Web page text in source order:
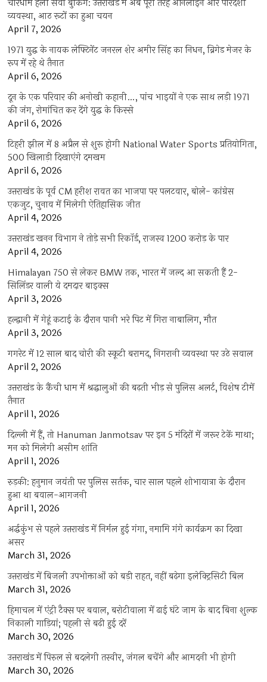
चारधाम हेली सेवा बुकिंग: उत्तराखंड में अब पूरी तरह ऑनलाइन और पारदर्शी
व्यवस्था, आठ रूटों का हुआ चयन
April 7, 2026
1971 युद्ध के नायक लेफ्टिनेंट जनरल शेर अमीर सिंह का निधन, ब्रिगेड मेजर के
रूप में रहे थे तैनात
April 6, 2026
दून के एक परिवार की अनोखी कहानी…, पांच भाइयों ने एक साथ लड़ी 1971
की जंग, रोमांचित कर देंगे युद्ध के किस्से
April 6, 2026
टिहरी झील में 8 अप्रैल से शुरू होगी National Water Sports प्रतियोगिता,
500 खिलाड़ी दिखाएंगे दमखम
April 6, 2026
उत्तराखंड के पूर्व CM हरीश रावत का भाजपा पर पलटवार, बोले- कांग्रेस
एकजुट, चुनाव में मिलेगी ऐतिहासिक जीत
April 4, 2026
उत्तराखंड खनन विभाग ने तोड़े सभी रिकॉर्ड, राजस्व 1200 करोड़ के पार
April 4, 2026
Himalayan 750 से लेकर BMW तक, भारत में जल्द आ सकती हैं 2-
सिलिंडर वाली ये दमदार बाइक्स
April 3, 2026
हल्द्वानी में गेहूं कटाई के दौरान पानी भरे पिट में गिरा नाबालिग, मौत
April 3, 2026
गगरेट में 12 साल बाद चोरी की स्कूटी बरामद, निगरानी व्यवस्था पर उठे सवाल
April 2, 2026
उत्तराखंड के कैंची धाम में श्रद्धालुओं की बढ़ती भीड़ से पुलिस अलर्ट, विशेष टीमें
तैनात
April 1, 2026
दिल्ली में हैं, तो Hanuman Janmotsav पर इन 5 मंदिरों में जरूर टेकें माथा;
मन को मिलेगी असीम शांति
April 1, 2026
रुड़की: हनुमान जयंती पर पुलिस सर्तक, चार साल पहले शोभायात्रा के दौरान
हुआ था बवाल-आगजनी
April 1, 2026
अर्द्धकुंभ से पहले उत्तराखंड में निर्मल हुई गंगा, नमामि गंगे कार्यक्रम का दिखा
असर
March 31, 2026
उत्तराखंड में बिजली उपभोक्ताओं को बड़ी राहत, नहीं बढ़ेगा इलेक्ट्रिसिटी बिल
March 31, 2026
हिमाचल में एंट्री टैक्स पर बवाल, बरोटीवाला में ढाई घंटे जाम के बाद बिना शुल्क
निकाली गाड़ियां; पहली से बढ़ी हुई दरें
March 30, 2026
उत्तराखंड में पिरुल से बदलेगी तस्वीर, जंगल बचेंगे और आमदनी भी होगी
March 30, 2026